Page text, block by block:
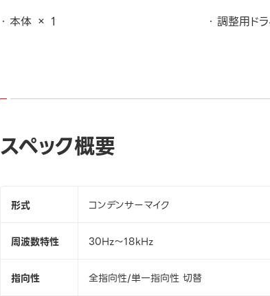
本体 × 1 調整用ド
スペック概要
形式 コンデンサーマイク
周波数特性 30Hz～18kHz
指向性 全指向性/単一指向性 切替